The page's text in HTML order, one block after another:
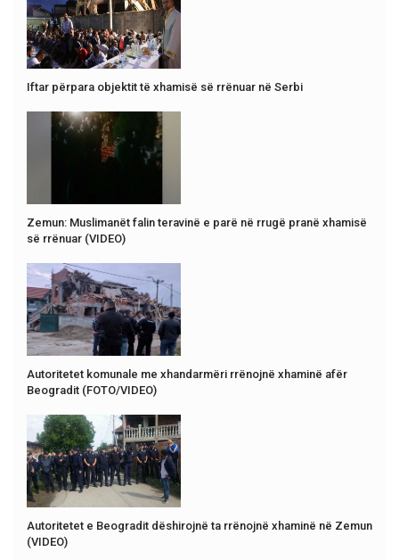
Iftar përpara objektit të xhamisë së rrënuar në Serbi
Zemun: Muslimanët falin teravinë e parë në rrugë pranë xhamisë
së rrënuar (VIDEO)
Autoritetet komunale me xhandarmëri rrënojnë xhaminë afër
Beogradit (FOTO/VIDEO)
Autoritetet e Beogradit dëshirojnë ta rrënojnë xhaminë në Zemun
(VIDEO)